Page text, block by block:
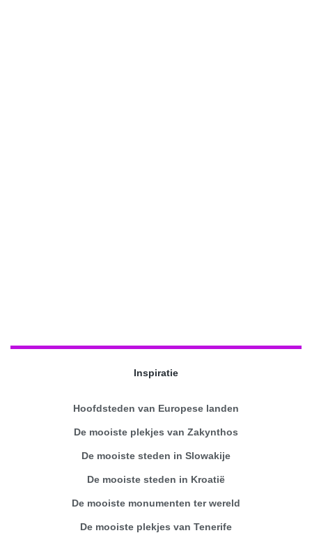
Inspiratie
Hoofdsteden van Europese landen
De mooiste plekjes van Zakynthos
De mooiste steden in Slowakije
De mooiste steden in Kroatië
De mooiste monumenten ter wereld
De mooiste plekjes van Tenerife